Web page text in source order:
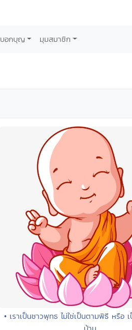
บอกบุญ มุมสมาชิก
• เราเป็นชาวพุทธ ไม่ใช่เป็นตามพิธี หรือ